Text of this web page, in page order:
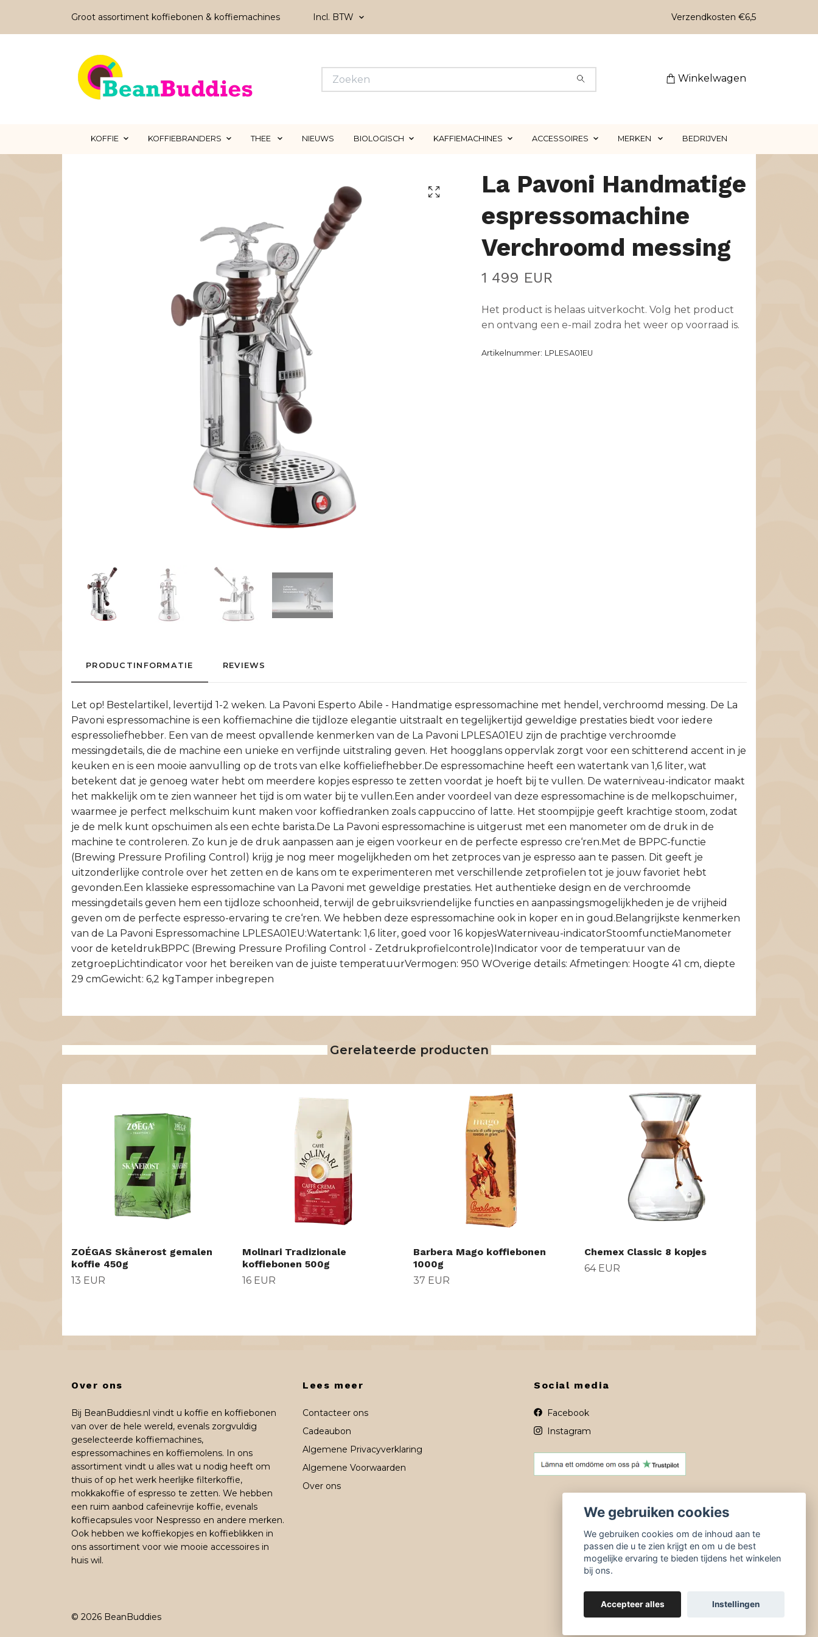
Groot assortiment koffiebonen & koffiemachines Incl. BTW Verzendkosten €6,5
Winkelwagen
KOFFIE KOFFIEBRANDERS THEE NIEUWS BIOLOGISCH KAFFIEMACHINES ACCESSOIRES MERKEN BEDRIJVEN
La Pavoni Handmatige
espressomachine
Verchroomd messing
1 499 EUR
Het product is helaas uitverkocht. Volg het product
en ontvang een e-mail zodra het weer op voorraad is.
Artikelnummer: LPLESA01EU
PRODUCTINFORMATIE REVIEWS
Let op! Bestelartikel, levertijd 1-2 weken. La Pavoni Esperto Abile - Handmatige espressomachine met hendel, verchroomd messing. De La
Pavoni espressomachine is een koffiemachine die tijdloze elegantie uitstraalt en tegelijkertijd geweldige prestaties biedt voor iedere
espressoliefhebber. Een van de meest opvallende kenmerken van de La Pavoni LPLESA01EU zijn de prachtige verchroomde
messingdetails, die de machine een unieke en verfijnde uitstraling geven. Het hoogglans oppervlak zorgt voor een schitterend accent in je
keuken en is een mooie aanvulling op de trots van elke koffieliefhebber.De espressomachine heeft een watertank van 1,6 liter, wat
betekent dat je genoeg water hebt om meerdere kopjes espresso te zetten voordat je hoeft bij te vullen. De waterniveau-indicator maakt
het makkelijk om te zien wanneer het tijd is om water bij te vullen.Een ander voordeel van deze espressomachine is de melkopschuimer,
waarmee je perfect melkschuim kunt maken voor koffiedranken zoals cappuccino of latte. Het stoompijpje geeft krachtige stoom, zodat
je de melk kunt opschuimen als een echte barista.De La Pavoni espressomachine is uitgerust met een manometer om de druk in de
machine te controleren. Zo kun je de druk aanpassen aan je eigen voorkeur en de perfecte espresso cre‘ren.Met de BPPC-functie
(Brewing Pressure Profiling Control) krijg je nog meer mogelijkheden om het zetproces van je espresso aan te passen. Dit geeft je
uitzonderlijke controle over het zetten en de kans om te experimenteren met verschillende zetprofielen tot je jouw favoriet hebt
gevonden.Een klassieke espressomachine van La Pavoni met geweldige prestaties. Het authentieke design en de verchroomde
messingdetails geven hem een tijdloze schoonheid, terwijl de gebruiksvriendelijke functies en aanpassingsmogelijkheden je de vrijheid
geven om de perfecte espresso-ervaring te cre‘ren. We hebben deze espressomachine ook in koper en in goud.Belangrijkste kenmerken
van de La Pavoni Espressomachine LPLESA01EU:Watertank: 1,6 liter, goed voor 16 kopjesWaterniveau-indicatorStoomfunctieManometer
voor de keteldrukBPPC (Brewing Pressure Profiling Control - Zetdrukprofielcontrole)Indicator voor de temperatuur van de
zetgroepLichtindicator voor het bereiken van de juiste temperatuurVermogen: 950 WOverige details: Afmetingen: Hoogte 41 cm, diepte
29 cmGewicht: 6,2 kgTamper inbegrepen
Gerelateerde producten
ZOÉGAS Skånerost gemalen
koffie 450g
13 EUR
Molinari Tradizionale
koffiebonen 500g
16 EUR
Barbera Mago koffiebonen
1000g
37 EUR
Chemex Classic 8 kopjes
64 EUR
Over ons
Bij BeanBuddies.nl vindt u koffie en koffiebonen
van over de hele wereld, evenals zorgvuldig
geselecteerde koffiemachines,
espressomachines en koffiemolens. In ons
assortiment vindt u alles wat u nodig heeft om
thuis of op het werk heerlijke filterkoffie,
mokkakoffie of espresso te zetten. We hebben
een ruim aanbod cafeïnevrije koffie, evenals
koffiecapsules voor Nespresso en andere merken.
Ook hebben we koffiekopjes en koffieblikken in
ons assortiment voor wie mooie accessoires in
huis wil.
Lees meer
Contacteer ons
Cadeaubon
Algemene Privacyverklaring
Algemene Voorwaarden
Over ons
Social media
Facebook
Instagram
© 2026 BeanBuddies
We gebruiken cookies
We gebruiken cookies om de inhoud aan te
passen die u te zien krijgt en om u de best
mogelijke ervaring te bieden tijdens het winkelen
bij ons.
Accepteer alles Instellingen